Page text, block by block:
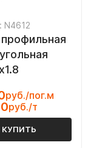
N4612
руб./пог.м
руб./т
КУПИТЬ